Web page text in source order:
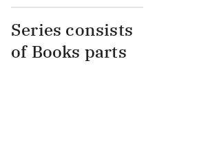
Series consists
of Books parts